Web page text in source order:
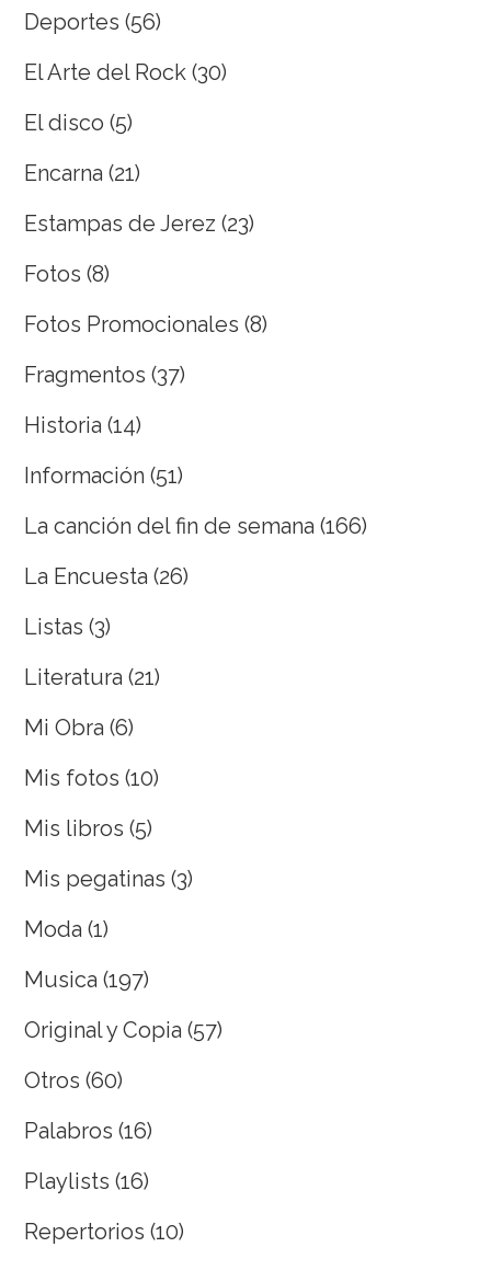
Deportes (56)
El Arte del Rock (30)
El disco (5)
Encarna (21)
Estampas de Jerez (23)
Fotos (8)
Fotos Promocionales (8)
Fragmentos (37)
Historia (14)
Información (51)
La canción del fin de semana (166)
La Encuesta (26)
Listas (3)
Literatura (21)
Mi Obra (6)
Mis fotos (10)
Mis libros (5)
Mis pegatinas (3)
Moda (1)
Musica (197)
Original y Copia (57)
Otros (60)
Palabros (16)
Playlists (16)
Repertorios (10)